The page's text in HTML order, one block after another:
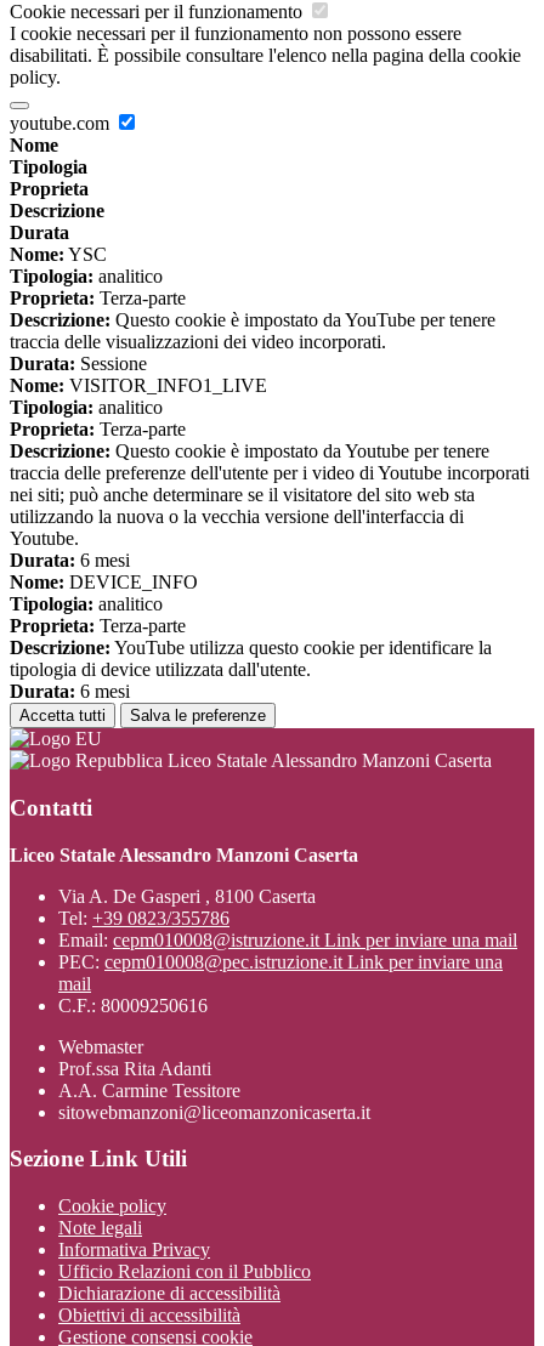
Cookie necessari per il funzionamento
I cookie necessari per il funzionamento non possono essere
disabilitati. È possibile consultare l'elenco nella pagina della cookie
policy.
youtube.com
Nome
Tipologia
Proprieta
Descrizione
Durata
Nome: YSC
Tipologia: analitico
Proprieta: Terza-parte
Descrizione: Questo cookie è impostato da YouTube per tenere
traccia delle visualizzazioni dei video incorporati.
Durata: Sessione
Nome: VISITOR_INFO1_LIVE
Tipologia: analitico
Proprieta: Terza-parte
Descrizione: Questo cookie è impostato da Youtube per tenere
traccia delle preferenze dell'utente per i video di Youtube incorporati
nei siti; può anche determinare se il visitatore del sito web sta
utilizzando la nuova o la vecchia versione dell'interfaccia di
Youtube.
Durata: 6 mesi
Nome: DEVICE_INFO
Tipologia: analitico
Proprieta: Terza-parte
Descrizione: YouTube utilizza questo cookie per identificare la
tipologia di device utilizzata dall'utente.
Durata: 6 mesi
Accetta tutti Salva le preferenze
Liceo Statale Alessandro Manzoni Caserta
Contatti
Liceo Statale Alessandro Manzoni Caserta
Via A. De Gasperi , 8100 Caserta
Tel: +39 0823/355786
Email: cepm010008@istruzione.it Link per inviare una mail
PEC: cepm010008@pec.istruzione.it Link per inviare una
mail
C.F.: 80009250616
Webmaster
Prof.ssa Rita Adanti
A.A. Carmine Tessitore
sitowebmanzoni@liceomanzonicaserta.it
Sezione Link Utili
Cookie policy
Note legali
Informativa Privacy
Ufficio Relazioni con il Pubblico
Dichiarazione di accessibilità
Obiettivi di accessibilità
Gestione consensi cookie